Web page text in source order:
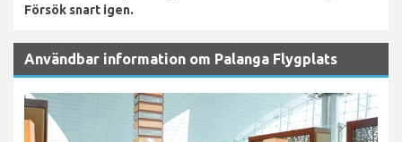
Försök snart igen.
Användbar information om Palanga Flygplats